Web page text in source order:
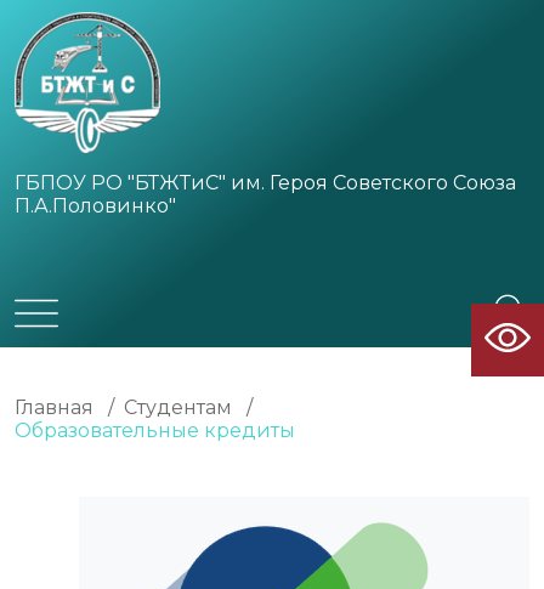
ГБПОУ РО "БТЖТиС" им. Героя Советского Союза
П.А.Половинко"
Главная / Студентам
/
Образовательные кредиты